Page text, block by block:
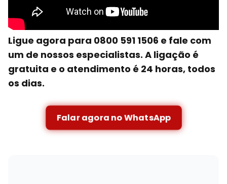
Ligue agora para 0800 591 1506 e fale com
um de nossos especialistas. A ligação é
gratuita e o atendimento é 24 horas, todos
os dias.
Falar agora no WhatsApp